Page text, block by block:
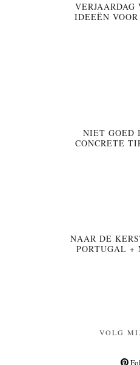
IDEEËN
NIET GOED
CONCRETE
NAAR DE
PORTUGAL +
VOLG